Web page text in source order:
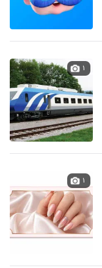
۱
۱